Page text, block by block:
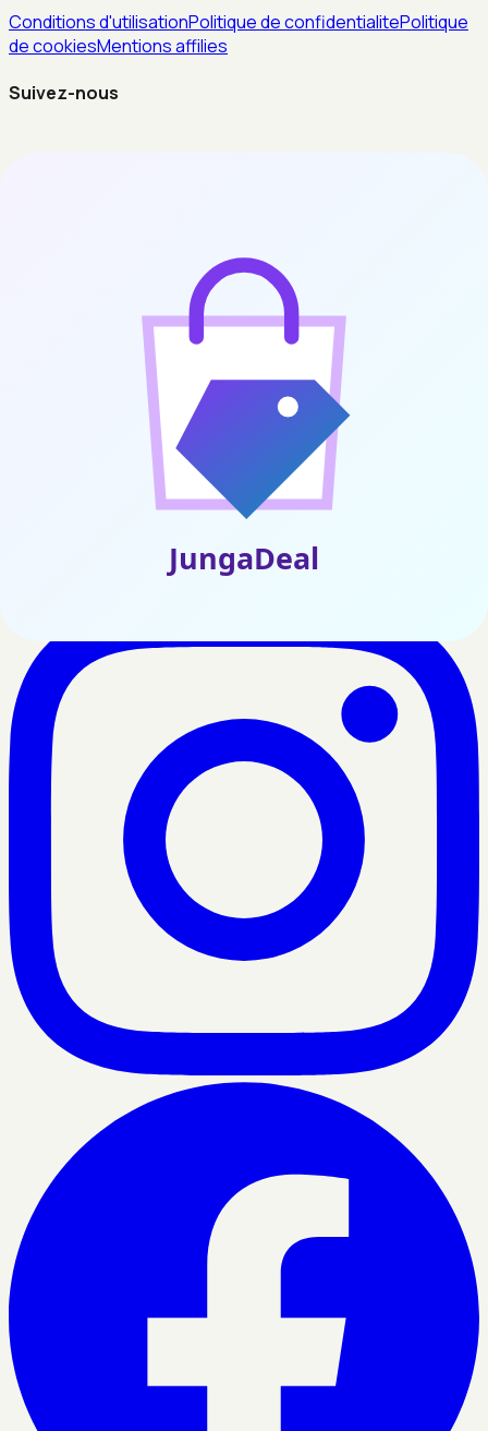
Conditions d'utilisationPolitique de confidentialitePolitique
de cookiesMentions affilies
Suivez-nous